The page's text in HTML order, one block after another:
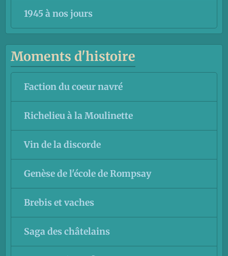
1945 à nos jours
Moments d'histoire
Faction du coeur navré
Richelieu à la Moulinette
Vin de la discorde
Genèse de l'école de Rompsay
Brebis et vaches
Saga des châtelains